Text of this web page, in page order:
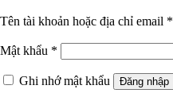
Tên tài khoản hoặc địa chỉ email *
Mật khẩu *
Ghi nhớ mật khẩu Đăng nhập